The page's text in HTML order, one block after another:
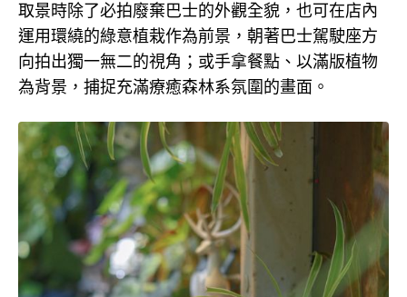
取景時除了必拍廢棄巴士的外觀全貌，也可在店內
運用環繞的綠意植栽作為前景，朝著巴士駕駛座方
向拍出獨一無二的視角；或手拿餐點、以滿版植物
為背景，捕捉充滿療癒森林系氛圍的畫面。